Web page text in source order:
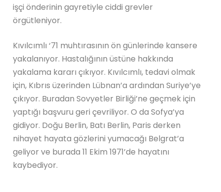
işçi önderinin gayretiyle ciddi grevler
örgütleniyor.
Kıvılcımlı ‘71 muhtırasının ön günlerinde kansere
yakalanıyor. Hastalığının üstüne hakkında
yakalama kararı çıkıyor. Kıvılcımlı, tedavi olmak
için, Kıbrıs üzerinden Lübnan’a ardından Suriye’ye
çıkıyor. Buradan Sovyetler Birliği’ne geçmek için
yaptığı başvuru geri çevriliyor. O da Sofya’ya
gidiyor. Doğu Berlin, Batı Berlin, Paris derken
nihayet hayata gözlerini yumacağı Belgrat’a
geliyor ve burada 11 Ekim 1971’de hayatını
kaybediyor.